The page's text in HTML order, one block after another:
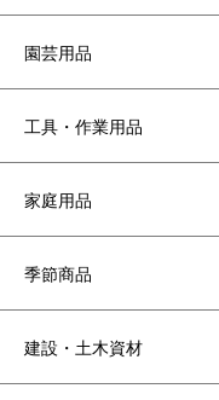
園芸用品
工具・作業用品
家庭用品
季節商品
建設・土木資材